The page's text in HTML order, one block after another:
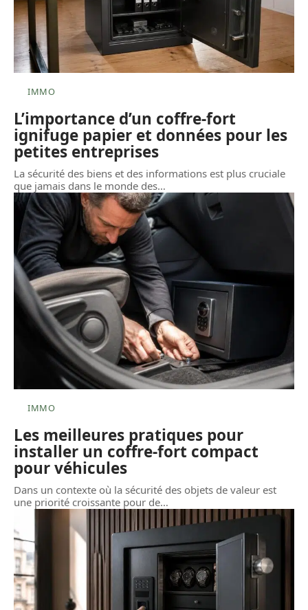
IMMO
L’importance d’un coffre-fort
ignifuge papier et données pour les
petites entreprises
La sécurité des biens et des informations est plus cruciale
que jamais dans le monde des…
IMMO
Les meilleures pratiques pour
installer un coffre-fort compact
pour véhicules
Dans un contexte où la sécurité des objets de valeur est
une priorité croissante pour de…